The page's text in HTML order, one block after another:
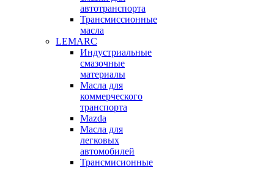
автотранспорта
Трансмиссионные
масла
LEMARC
Индустриальные
смазочные
материалы
Масла для
коммерческого
транспорта
Mazda
Масла для
легковых
автомобилей
Трансмисионные